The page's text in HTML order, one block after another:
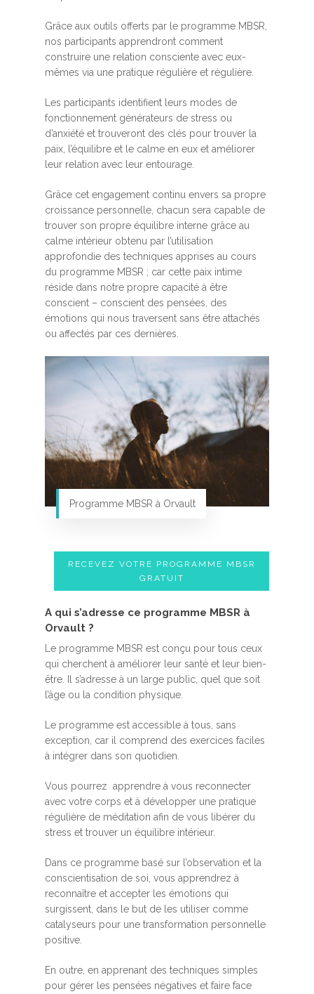
Grâce aux outils offerts par le programme MBSR,
nos participants apprendront comment
construire une relation consciente avec eux-
mêmes via une pratique régulière et régulière.
Les participants identifient leurs modes de
fonctionnement générateurs de stress ou
d’anxiété et trouveront des clés pour trouver la
paix, l’équilibre et le calme en eux et améliorer
leur relation avec leur entourage.
Grâce cet engagement continu envers sa propre
croissance personnelle, chacun sera capable de
trouver son propre équilibre interne grâce au
calme intérieur obtenu par l’utilisation
approfondie des techniques apprises au cours
du programme MBSR ; car cette paix intime
réside dans notre propre capacité à être
conscient – conscient des pensées, des
émotions qui nous traversent sans être attachés
ou affectés par ces dernières.
Programme MBSR à Orvault
RECEVEZ VOTRE PROGRAMME MBSR
GRATUIT
A qui s’adresse ce programme MBSR à
Orvault ?
Le programme MBSR est conçu pour tous ceux
qui cherchent à améliorer leur santé et leur bien-
être. Il s’adresse à un large public, quel que soit
l’âge ou la condition physique.
Le programme est accessible à tous, sans
exception, car il comprend des exercices faciles
à intégrer dans son quotidien.
Vous pourrez apprendre à vous reconnecter
avec votre corps et à développer une pratique
régulière de méditation afin de vous libérer du
stress et trouver un équilibre intérieur.
Dans ce programme basé sur l’observation et la
conscientisation de soi, vous apprendrez à
reconnaître et accepter les émotions qui
surgissent, dans le but de les utiliser comme
catalyseurs pour une transformation personnelle
positive.
En outre, en apprenant des techniques simples
pour gérer les pensées négatives et faire face